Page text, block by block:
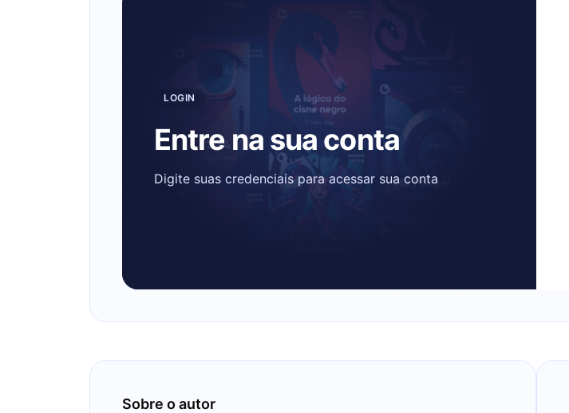
LOGIN
Entre na sua conta
Digite suas credenciais para acessar sua conta
Sobre o autor